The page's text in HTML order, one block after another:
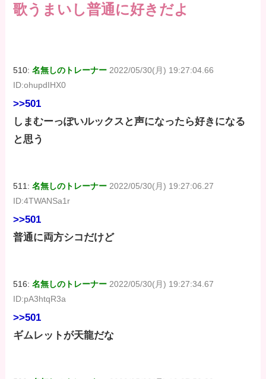
歌うまいし普通に好きだよ
510:名無しのトレーナー 2022/05/30(月) 19:27:04.66
ID:ohupdIHX0
>>501
しまむーっぽいルックスと声になったら好きになる
と思う
511:名無しのトレーナー 2022/05/30(月) 19:27:06.27
ID:4TWANSa1r
>>501
普通に両方シコだけど
516:名無しのトレーナー 2022/05/30(月) 19:27:34.67
ID:pA3htqR3a
>>501
ギムレットが天龍だな